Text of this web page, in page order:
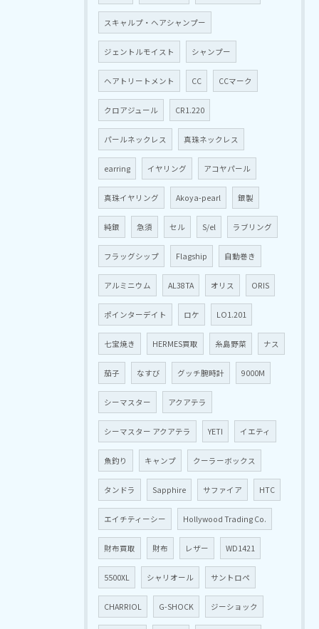
スキャルプ・ヘアシャンプー
ジェントルモイスト シャンプー
ヘアトリートメント CC CCマーク
クロアジュール CR1.220
パールネックレス 真珠ネックレス
earring イヤリング アコヤパール
真珠イヤリング Akoya-pearl 銀製
純銀 急須 セル S/el ラブリング
フラッグシップ Flagship 自動巻き
アルミニウム AL38TA オリス ORIS
ポインターデイト ロケ LO1.201
七宝焼き HERMES買取 糸島野菜 ナス
茄子 なすび グッチ腕時計 9000M
シーマスター アクアテラ
シーマスター アクアテラ YETI イエティ
魚釣り キャンプ クーラーボックス
タンドラ Sapphire サファイア HTC
エイチティーシー Hollywood Trading Co.
財布買取 財布 レザー WD1421
5500XL シャリオール サントロペ
CHARRIOL G-SHOCK ジーショック